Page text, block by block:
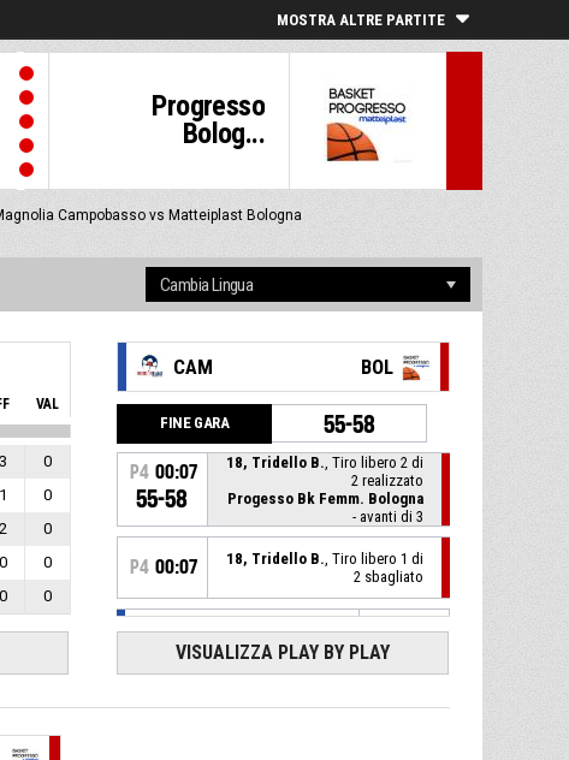
MOSTRA ALTRE PARTITE
Progresso
Bolog...
Campobasso vs Matteiplast Bologna
VAL
3
0
1
0
2
0
0
0
0 0
CAM BOL
FINE GARA 55-58
P4 00:07
55-58
18, Tridello B., Tiro libero 2 di
2 realizzato
Progesso Bk Femm. Bologna
- avanti di 3
P4 00:07 18, Tridello B., Tiro libero 1 di
2 sbagliato
5, Sammartino E.,
Sostituzione - Entra
P400:07
17, Bove E., Sostituzione -
P400:07
VISUALIZZA PLAY BY PLAY